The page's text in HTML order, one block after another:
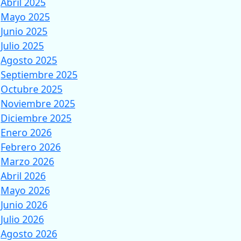
Mayo 2025
Junio 2025
Julio 2025
Agosto 2025
Septiembre 2025
Octubre 2025
Noviembre 2025
Diciembre 2025
Enero 2026
Febrero 2026
Marzo 2026
Abril 2026
Mayo 2026
Junio 2026
Julio 2026
Agosto 2026